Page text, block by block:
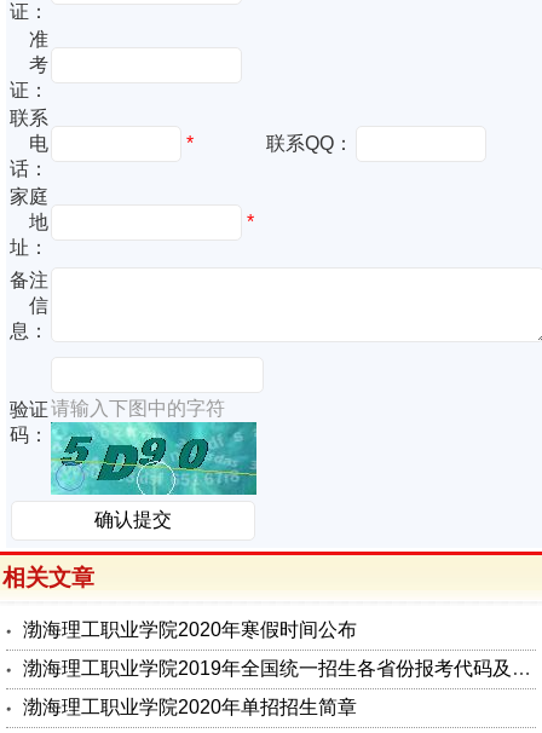
证：
准
考
证：
联系
电
话：
* 联系QQ：
家庭
地
址：
*
备注
信
息：
验证
码：
请输入下图中的字符
相关文章
渤海理工职业学院2020年寒假时间公布
渤海理工职业学院2019年全国统一招生各省份报考代码及计划数
渤海理工职业学院2020年单招招生简章